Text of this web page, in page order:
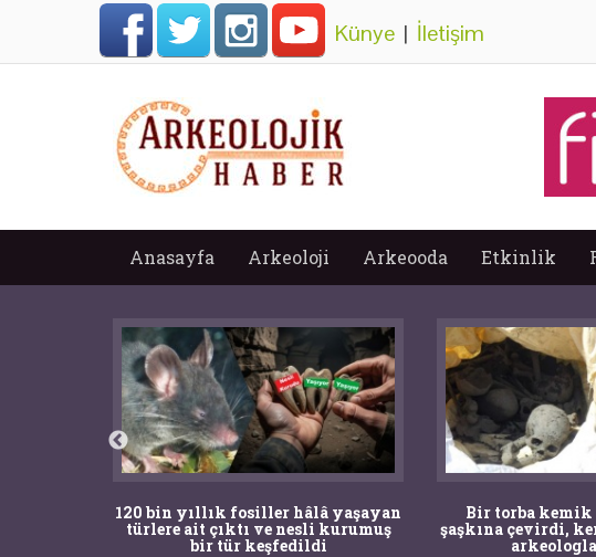
Künye | İletişim
Anasayfa Arkeoloji Arkeooda Etkinlik
120 bin yıllık fosiller hâlâ yaşayan
türlere ait çıktı ve nesli kurumuş
bir tür keşfedildi
Bir torba kemik
şaşkına çevirdi,